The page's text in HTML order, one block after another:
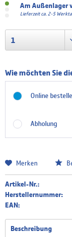
Laufzeit
12 Monate
Finanzierungskonditionen
Am Außenlager
Lieferzeit ca. 2-5
Wie möchten Sie
Online
Abholung
Merken
Artikel-Nr.:
Herstellernummer:
EAN:
Beschreibung